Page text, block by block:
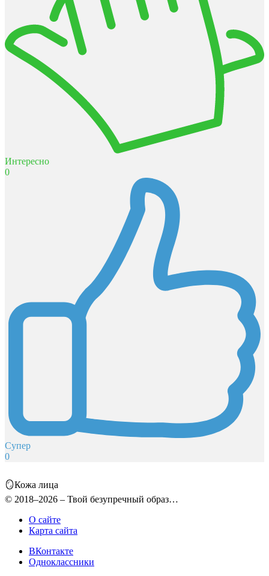
Интересно
0
Супер
0
🪞Кожа лица
© 2018–2026 – Твой безупречный образ…
О сайте
Карта сайта
ВКонтакте
Одноклассники